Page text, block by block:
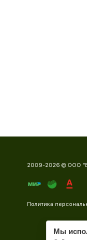
2009-2026 © ООО
Политика
Мы